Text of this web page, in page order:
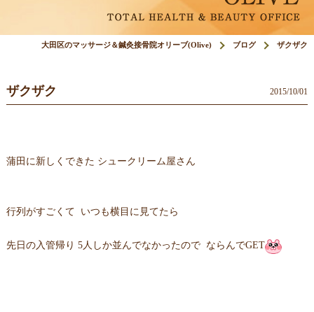
大田区のマッサージ＆鍼灸接骨院オリーブ(Olive) ブログ ザクザク
ザクザク 2015/10/01
蒲田に新しくできた シュークリーム屋さん
行列がすごくて いつも横目に見てたら
先日の入管帰り 5人しか並んでなかったので ならんでGET